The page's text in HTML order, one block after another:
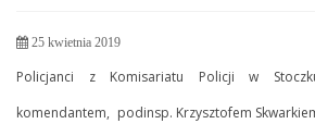
25 kwietnia 2019
Policjanci z Komisariatu Policji w
komendantem, podinsp. Krzysztofem